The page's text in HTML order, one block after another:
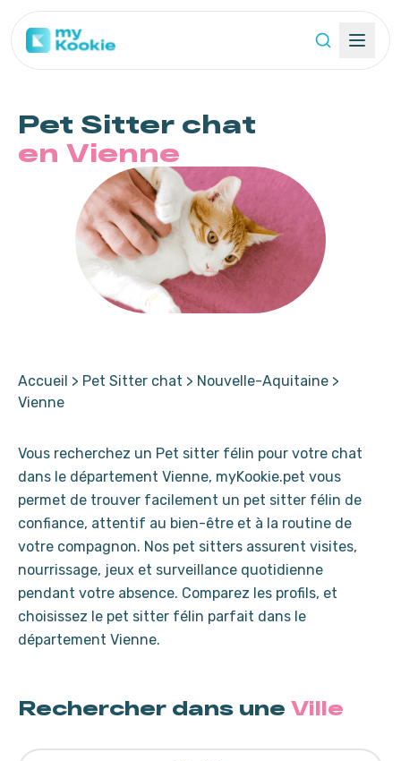
Pet Sitter chat
en Vienne
Accueil > Pet Sitter chat > Nouvelle-Aquitaine >
Vienne
Vous recherchez un Pet sitter félin pour votre chat
dans le département Vienne, myKookie.pet vous
permet de trouver facilement un pet sitter félin de
confiance, attentif au bien-être et à la routine de
votre compagnon. Nos pet sitters assurent visites,
nourrissage, jeux et surveillance quotidienne
pendant votre absence. Comparez les profils, et
choisissez le pet sitter félin parfait dans le
département Vienne.
Rechercher dans une Ville